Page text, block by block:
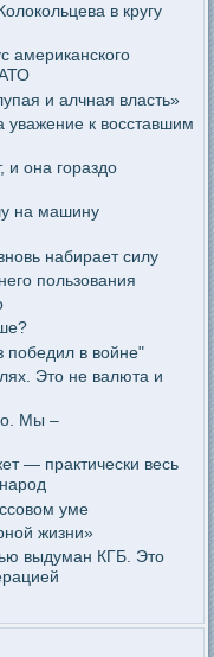
в кругу
американского
и алчная власть»
к восставшим
и она гораздо
на машину
набирает силу
пользования
победил в войне"
Это не валюта и
Мы –
— практически весь
уме
жизни»
выдуман КГБ. Это